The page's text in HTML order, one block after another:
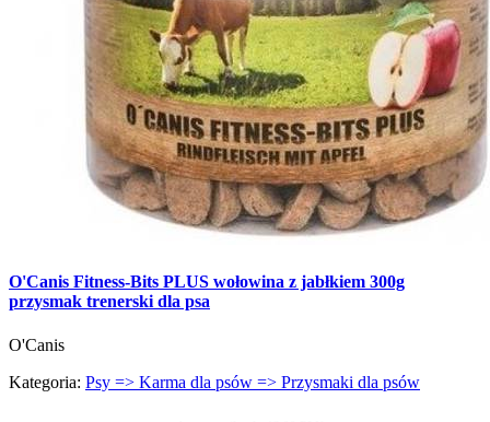
O'Canis Fitness-Bits PLUS wołowina z jabłkiem 300g
przysmak trenerski dla psa
O'Canis
Kategoria: Psy => Karma dla psów => Przysmaki dla psów